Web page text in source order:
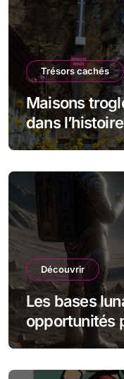
Trésors cachés
Maisons
dans
souterraine
Découvrir
Les bases
opportunités
spatiale